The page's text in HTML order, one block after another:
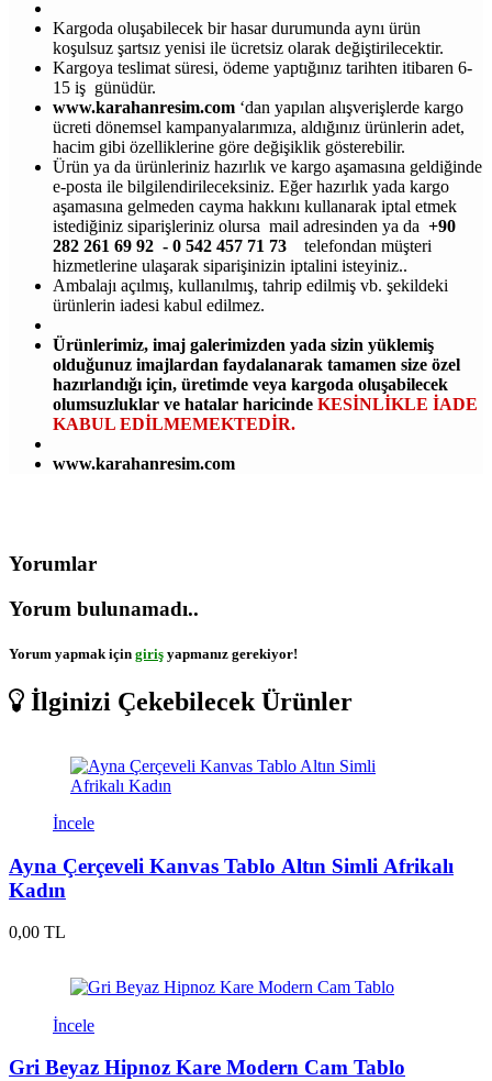
Kargoda oluşabilecek bir hasar durumunda aynı ürün
koşulsuz şartsız yenisi ile ücretsiz olarak değiştirilecektir.
Kargoya teslimat süresi, ödeme yaptığınız tarihten itibaren 6-
15 iş günüdür.
www.karahanresim.com ‘dan yapılan alışverişlerde kargo
ücreti dönemsel kampanyalarımıza, aldığınız ürünlerin adet,
hacim gibi özelliklerine göre değişiklik gösterebilir.
Ürün ya da ürünleriniz hazırlık ve kargo aşamasına geldiğinde
e-posta ile bilgilendirileceksiniz. Eğer hazırlık yada kargo
aşamasına gelmeden cayma hakkını kullanarak iptal etmek
istediğiniz siparişleriniz olursa mail adresinden ya da +90
282 261 69 92 - 0 542 457 71 73
telefondan müşteri
hizmetlerine ulaşarak siparişinizin iptalini isteyiniz..
Ambalajı açılmış, kullanılmış, tahrip edilmiş vb. şekildeki
ürünlerin iadesi kabul edilmez.
Ürünlerimiz, imaj galerimizden yada sizin yüklemiş
olduğunuz imajlardan faydalanarak tamamen size özel
hazırlandığı için, üretimde veya kargoda oluşabilecek
olumsuzluklar ve hatalar haricinde KESİNLİKLE İADE
KABUL EDİLMEMEKTEDİR.
www.karahanresim.com
Yorumlar
Yorum bulunamadı..
Yorum yapmak için giriş yapmanız gerekiyor!
İlginizi Çekebilecek Ürünler
İncele
Ayna Çerçeveli Kanvas Tablo Altın Simli Afrikalı
Kadın
0,00 TL
İncele
Gri Beyaz Hipnoz Kare Modern Cam Tablo